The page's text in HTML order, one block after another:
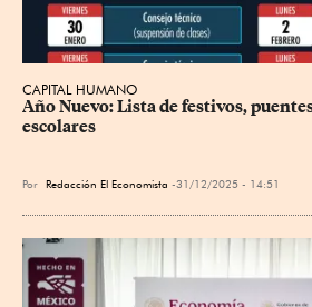
CAPITAL HUMANO
Año Nuevo: Lista de festivos,
escolares
Por Redacción El Economista 31/12/2025 - 14:51